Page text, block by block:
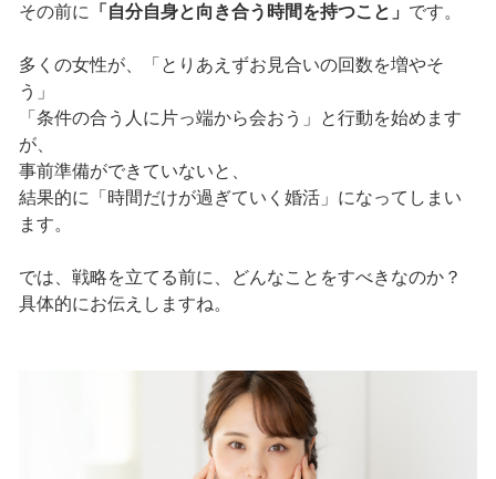
その前に 「自分自身と向き合う時間を持つこと」 です。
多くの女性が、「とりあえずお見合いの回数を増やそ
う」
「条件の合う人に片っ端から会おう」と行動を始めます
が、
事前準備ができていないと、
結果的に「時間だけが過ぎていく婚活」になってしまい
ます。
では、戦略を立てる前に、どんなことをすべきなのか？
具体的にお伝えしますね。